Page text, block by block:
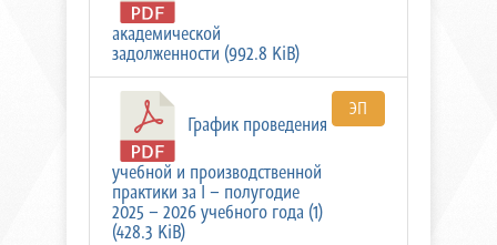
академической
задолженности (992.8 KiB)
График проведения
учебной и производственной
практики за I – полугодие
2025 – 2026 учебного года (1)
(428.3 KiB)
ЭП